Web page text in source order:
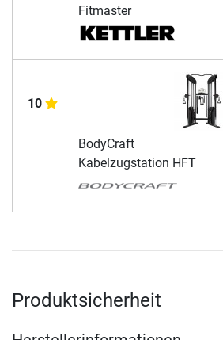
Fitmaster
10
BodyCraft
Kabelzugstation HFT
Produktsicherheit